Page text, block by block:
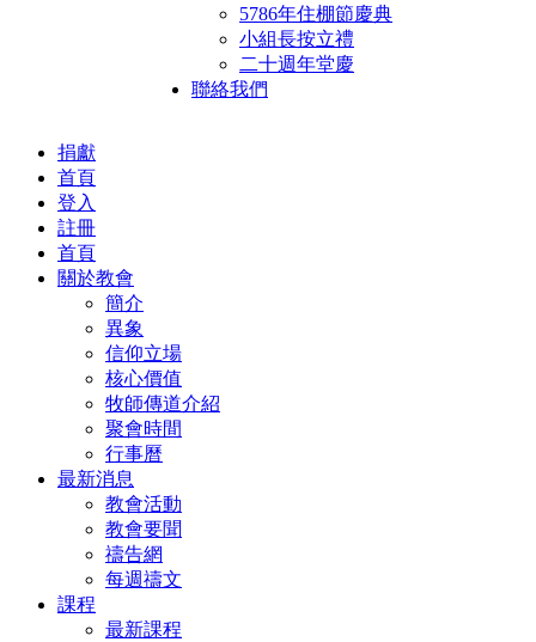
5786年住棚節慶典
小組長按立禮
二十週年堂慶
聯絡我們
捐獻
首頁
登入
註冊
首頁
關於教會
簡介
異象
信仰立場
核心價值
牧師傳道介紹
聚會時間
行事曆
最新消息
教會活動
教會要聞
禱告網
每週禱文
課程
最新課程